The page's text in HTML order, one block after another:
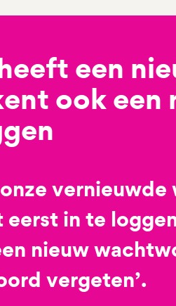
een
ook een
vernieuwde
eerst in te
nieuw
vergeten’.